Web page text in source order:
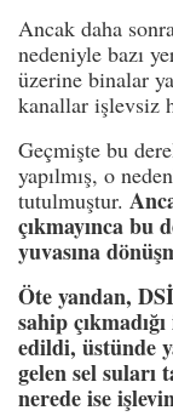
Ancak daha
nedeniyle bazı
üzerine binalar
kanallar işlevsiz
Geçmişte bu
yapılmış, o
tutulmuştur.
çıkmayınca bu
yuvasına
Öte yandan,
sahip
edildi, üstünde
gelen sel suları
nerede ise